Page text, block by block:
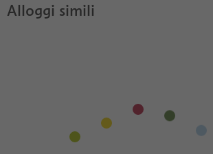
Alloggi simili